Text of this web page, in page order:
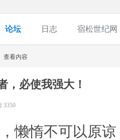
论坛 日志 宿松世纪网
查看内容
，必使我强大！
3350
懒惰不可以原谅